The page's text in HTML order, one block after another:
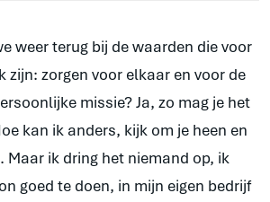
weer terug bij de waarden die voor
zijn: zorgen voor elkaar en voor de
missie? Ja, zo mag je het
kan ik anders, kijk om je heen en
Maar ik dring het niemand op, ik
goed te doen, in mijn eigen bedrijf